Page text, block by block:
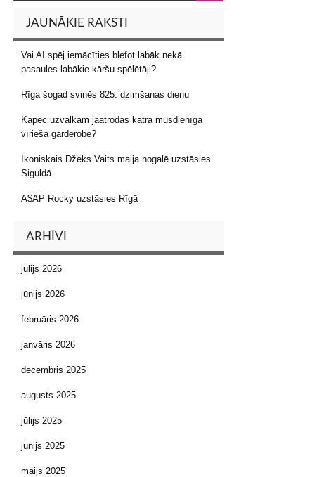
JAUNĀKIE RAKSTI
Vai AI spēj iemācīties blefot labāk nekā
pasaules labākie kāršu spēlētāji?
Rīga šogad svinēs 825. dzimšanas dienu
Kāpēc uzvalkam jāatrodas katra mūsdienīga
vīrieša garderobē?
Ikoniskais Džeks Vaits maija nogalē uzstāsies
Siguldā
A$AP Rocky uzstāsies Rīgā
ARHĪVI
jūlijs 2026
jūnijs 2026
februāris 2026
janvāris 2026
decembris 2025
augusts 2025
jūlijs 2025
jūnijs 2025
maijs 2025